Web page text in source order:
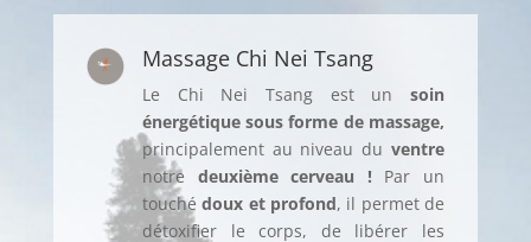
Massage Chi Nei Tsang
Le Chi Nei Tsang est un soin
énergétique sous forme de massage,
principalement au niveau du ventre
notre deuxième cerveau ! Par un
touchédoux et profond, il permet de
détoxifier le corps, de libérer les